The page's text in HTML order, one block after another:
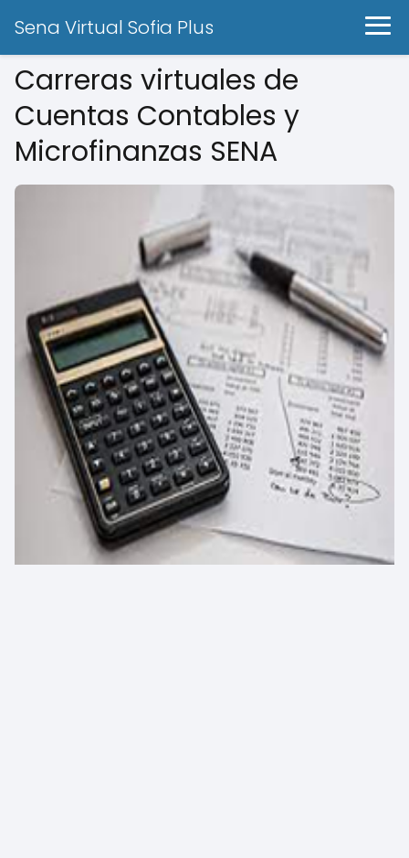
Sena Virtual Sofia Plus
Carreras virtuales de
Cuentas Contables y
Microfinanzas SENA